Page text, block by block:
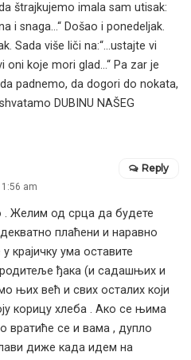
štrajkujemo imala sam utisak:
i snaga…“ Došao i ponedeljak.
Sada više liči na:“…ustajte vi
oni koje mori glad…“ Pa zar je
padnemo, da dogori do nokata,
DUBINU NAŠEG
am
. Желим од срца да будете
плаћени и наравно
крајичку ума оставите
ђака (и садашњих и
њих већ и свих осталих који
корицу хлеба . Ако се њима
вратиће се и вама , дупло
диже када идем на
Reply